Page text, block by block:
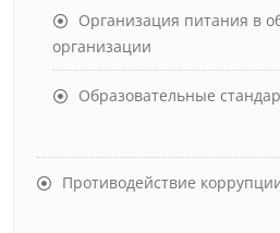
Организация питания в
организации
Образовательные
Противодействие